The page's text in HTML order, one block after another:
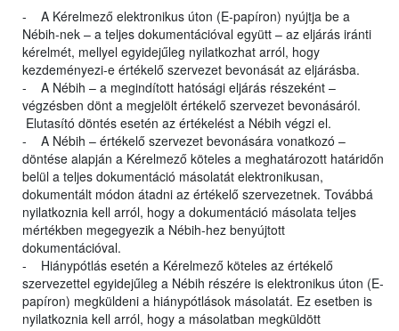
- A Kérelmező elektronikus úton (E-papíron) nyújtja be a
Nébih-nek – a teljes dokumentációval együtt – az eljárás iránti
kérelmét, mellyel egyidejűleg nyilatkozhat arról, hogy
kezdeményezi-e értékelő szervezet bevonását az eljárásba.
- A Nébih – a megindított hatósági eljárás részeként –
végzésben dönt a megjelölt értékelő szervezet bevonásáról.
Elutasító döntés esetén az értékelést a Nébih végzi el.
- A Nébih – értékelő szervezet bevonására vonatkozó –
döntése alapján a Kérelmező köteles a meghatározott határidőn
belül a teljes dokumentáció másolatát elektronikusan,
dokumentált módon átadni az értékelő szervezetnek. Továbbá
nyilatkoznia kell arról, hogy a dokumentáció másolata teljes
mértékben megegyezik a Nébih-hez benyújtott
dokumentációval.
- Hiánypótlás esetén a Kérelmező köteles az értékelő
szervezettel egyidejűleg a Nébih részére is elektronikus úton (E-
papíron) megküldeni a hiánypótlások másolatát. Ez esetben is
nyilatkoznia kell arról, hogy a másolatban megküldött